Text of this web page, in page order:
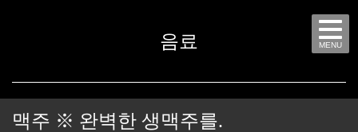
MENU
음료
맥주 ※ 완벽한 생맥주를.